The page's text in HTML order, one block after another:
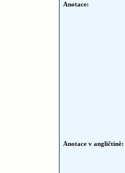
Anotace:
Anotace v angličtině: